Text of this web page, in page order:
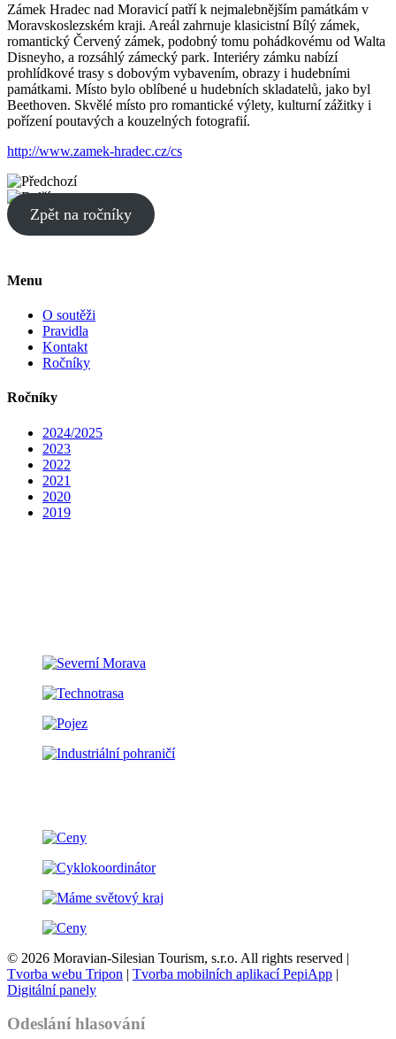
Zámek Hradec nad Moravicí patří k nejmalebnějším památkám v
Moravskoslezském kraji. Areál zahrnuje klasicistní Bílý zámek,
romantický Červený zámek, podobný tomu pohádkovému od Walta
Disneyho, a rozsáhlý zámecký park. Interiéry zámku nabízí
prohlídkové trasy s dobovým vybavením, obrazy i hudebními
památkami. Místo bylo oblíbené u hudebních skladatelů, jako byl
Beethoven. Skvělé místo pro romantické výlety, kulturní zážitky i
pořízení poutavých a kouzelných fotografií.
http://www.zamek-hradec.cz/cs
Zpět na ročníky
Menu
O soutěži
Pravidla
Kontakt
Ročníky
Ročníky
2024/2025
2023
2022
2021
2020
2019
© 2026 Moravian-Silesian Tourism, s.r.o. All rights reserved |
Tvorba webu Tripon | Tvorba mobilních aplikací PepiApp |
Digitální panely
Odeslání hlasování